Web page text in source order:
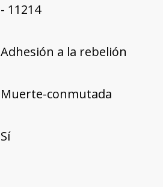
- 11214
Adhesión a la rebelión
Muerte-conmutada
Sí